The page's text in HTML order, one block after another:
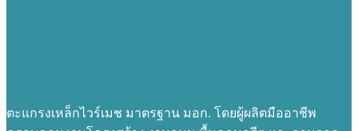
ตะแกรงเหล็กไวร์เมช มาตรฐาน มอก. โดยผู้ผลิตมืออาชีพ